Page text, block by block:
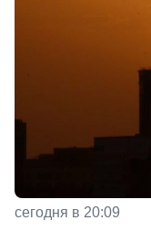
сегодня в 20:09